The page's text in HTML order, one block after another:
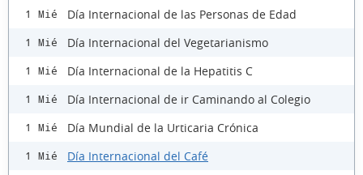
1 Mié Día Internacional de las Personas de Edad
1 Mié Día Internacional del Vegetarianismo
1 Mié Día Internacional de la Hepatitis C
1 Mié Día Internacional de ir Caminando al Colegio
1 Mié Día Mundial de la Urticaria Crónica
1 Mié Día Internacional del Café